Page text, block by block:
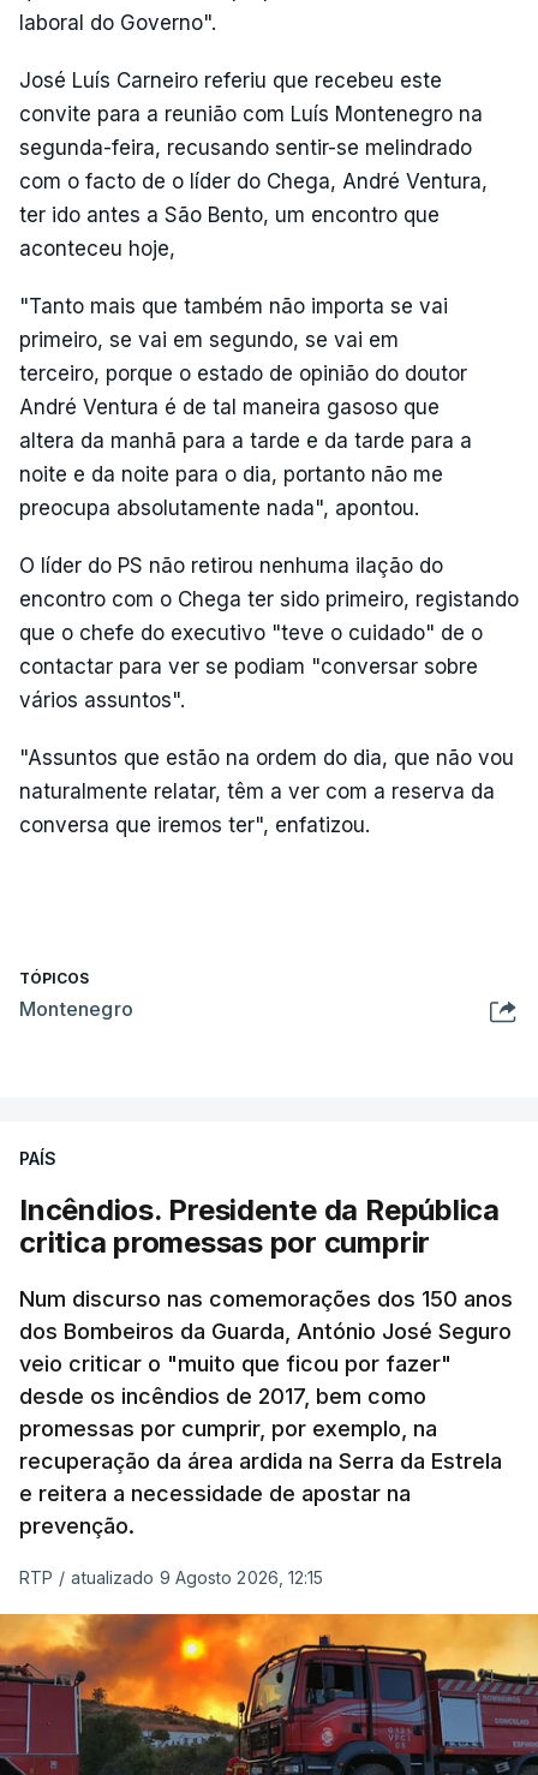
laboral do Governo".
José Luís Carneiro referiu que recebeu este
convite para a reunião com Luís Montenegro na
segunda-feira, recusando sentir-se melindrado
com o facto de o líder do Chega, André Ventura,
ter ido antes a São Bento, um encontro que
aconteceu hoje,
"Tanto mais que também não importa se vai
primeiro, se vai em segundo, se vai em
terceiro, porque o estado de opinião do doutor
André Ventura é de tal maneira gasoso que
altera da manhã para a tarde e da tarde para a
noite e da noite para o dia, portanto não me
preocupa absolutamente nada", apontou.
O líder do PS não retirou nenhuma ilação do
encontro com o Chega ter sido primeiro, registando
que o chefe do executivo "teve o cuidado" de o
contactar para ver se podiam "conversar sobre
vários assuntos".
"Assuntos que estão na ordem do dia, que não vou
naturalmente relatar, têm a ver com a reserva da
conversa que iremos ter", enfatizou.
TÓPICOS
Montenegro
PAÍS
Incêndios. Presidente da República
critica promessas por cumprir
Num discurso nas comemorações dos 150 anos
dos Bombeiros da Guarda, António José Seguro
veio criticar o "muito que ficou por fazer"
desde os incêndios de 2017, bem como
promessas por cumprir, por exemplo, na
recuperação da área ardida na Serra da Estrela
e reitera a necessidade de apostar na
prevenção.
RTP / atualizado 9 Agosto 2026, 12:15